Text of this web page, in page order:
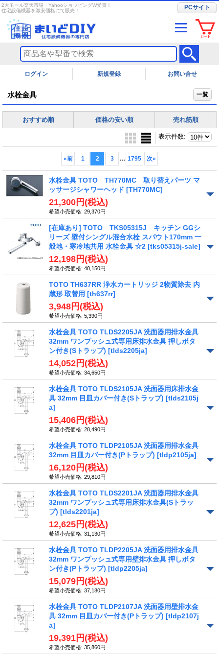
2大モール楽天市場・YahooショッピングW受賞！
住宅設備機器を激安価格にて販売！
PCサイト
ログイン お問い合せ
水栓金具 一覧
おすすめ順 価格の安い順 売れ筋順
表示件数:
«前 1 2 3 ... 1795 次»
水栓金具 TOTO TH770MC 取り替えパーツ マ
ッサージシャワーヘッド [TH770MC]
21,300円 (税込)
希望小売価格: 29,370円
[在庫あり] TOTO TKS05315J キッチン GGシ
リーズ 壁付シングル混合水栓 スパウト170mm 一
般地・寒冷地共用 水栓金具 ☆2 [tks05315j-sale]
12,198円 (税込)
希望小売価格: 40,150円
TOTO TH637RR 浄水カートリッジ 2物質除去 内
蔵形 取替用 [th637rr]
3,948円 (税込)
希望小売価格: 5,390円
水栓金具 TOTO TLDS2205JA 洗面器用排水金具
32mm ワンプッシュ式専用床排水金具 押しボタ
ン付き(Sトラップ) [tlds2205ja]
14,052円 (税込)
希望小売価格: 34,650円
水栓金具 TOTO TLDS2105JA 洗面器用床排水金
具 32mm 目皿カバー付き(Sトラップ) [tlds2105j
a]
15,406円 (税込)
希望小売価格: 28,490円
水栓金具 TOTO TLDP2105JA 洗面器用排水金具
32mm 目皿カバー付き(Pトラップ) [tldp2105ja]
16,120円 (税込)
希望小売価格: 29,810円
水栓金具 TOTO TLDS2201JA 洗面器用排水金具
32mm ワンプッシュ式専用床排水金具(Sトラッ
プ) [tlds2201ja]
12,625円 (税込)
希望小売価格: 31,130円
水栓金具 TOTO TLDP2205JA 洗面器用排水金具
32mm ワンプッシュ式専用壁排水金具 押しボタ
ン付き(Pトラップ) [tldp2205ja]
15,079円 (税込)
希望小売価格: 37,180円
水栓金具 TOTO TLDP2107JA 洗面器用壁排水金
具 32mm 目皿カバー付き(Pトラップ) [tldp2107j
a]
19,391円 (税込)
希望小売価格: 35,860円